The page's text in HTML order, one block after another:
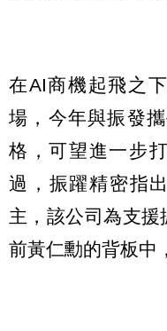
在AI商機起飛之
場，今年與振發
格，可望進一步
過，振躍精密指
主，該公司為支援
前黃仁勳的背板中